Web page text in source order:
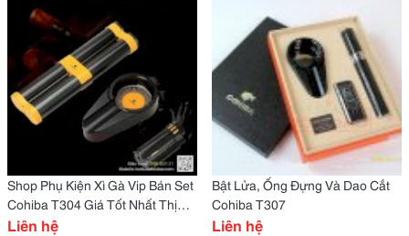
Shop Phụ Kiện Xì Gà Vip Bán Set
Cohiba T304 Giá Tốt Nhất Thị
Trường
Liên hệ
Bật Lửa, Ống Đựng Và Dao Cắt
Cohiba T307
Liên hệ